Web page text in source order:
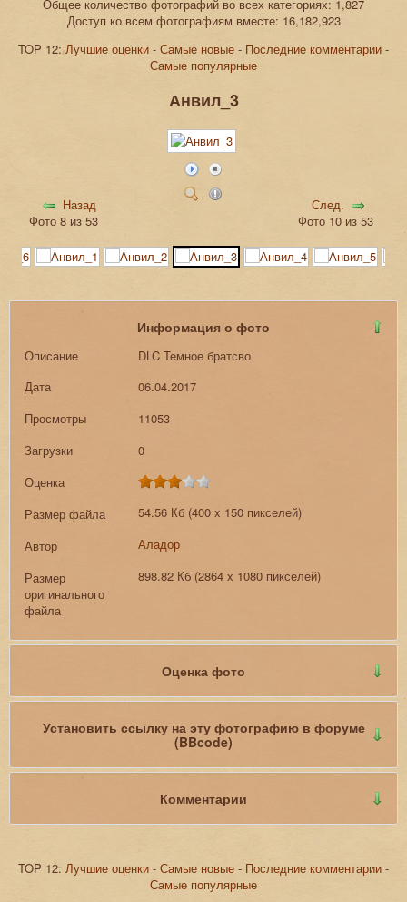
Общее количество фотографий во всех категориях: 1,827
Доступ ко всем фотографиям вместе: 16,182,923
TOP 12:Лучшие оценки - Самые новые - Последние комментарии -
Самые популярные
Анвил_3
Назад
Фото 8 из 53
След.
Фото 10 из 53
Информация о фото
Описание
DLC Темное братсво
Дата
06.04.2017
Просмотры
11053
Загрузки
0
Оценка
Размер файла
54.56 Кб (400 x 150 пикселей)
Автор
Аладор
Размер
оригинального
файла
898.82 Кб (2864 x 1080 пикселей)
Оценка фото
Установить ссылку на эту фотографию в форуме
(BBcode)
Комментарии
TOP 12: Лучшие оценки - Самые новые - Последние комментарии -
Самые популярные